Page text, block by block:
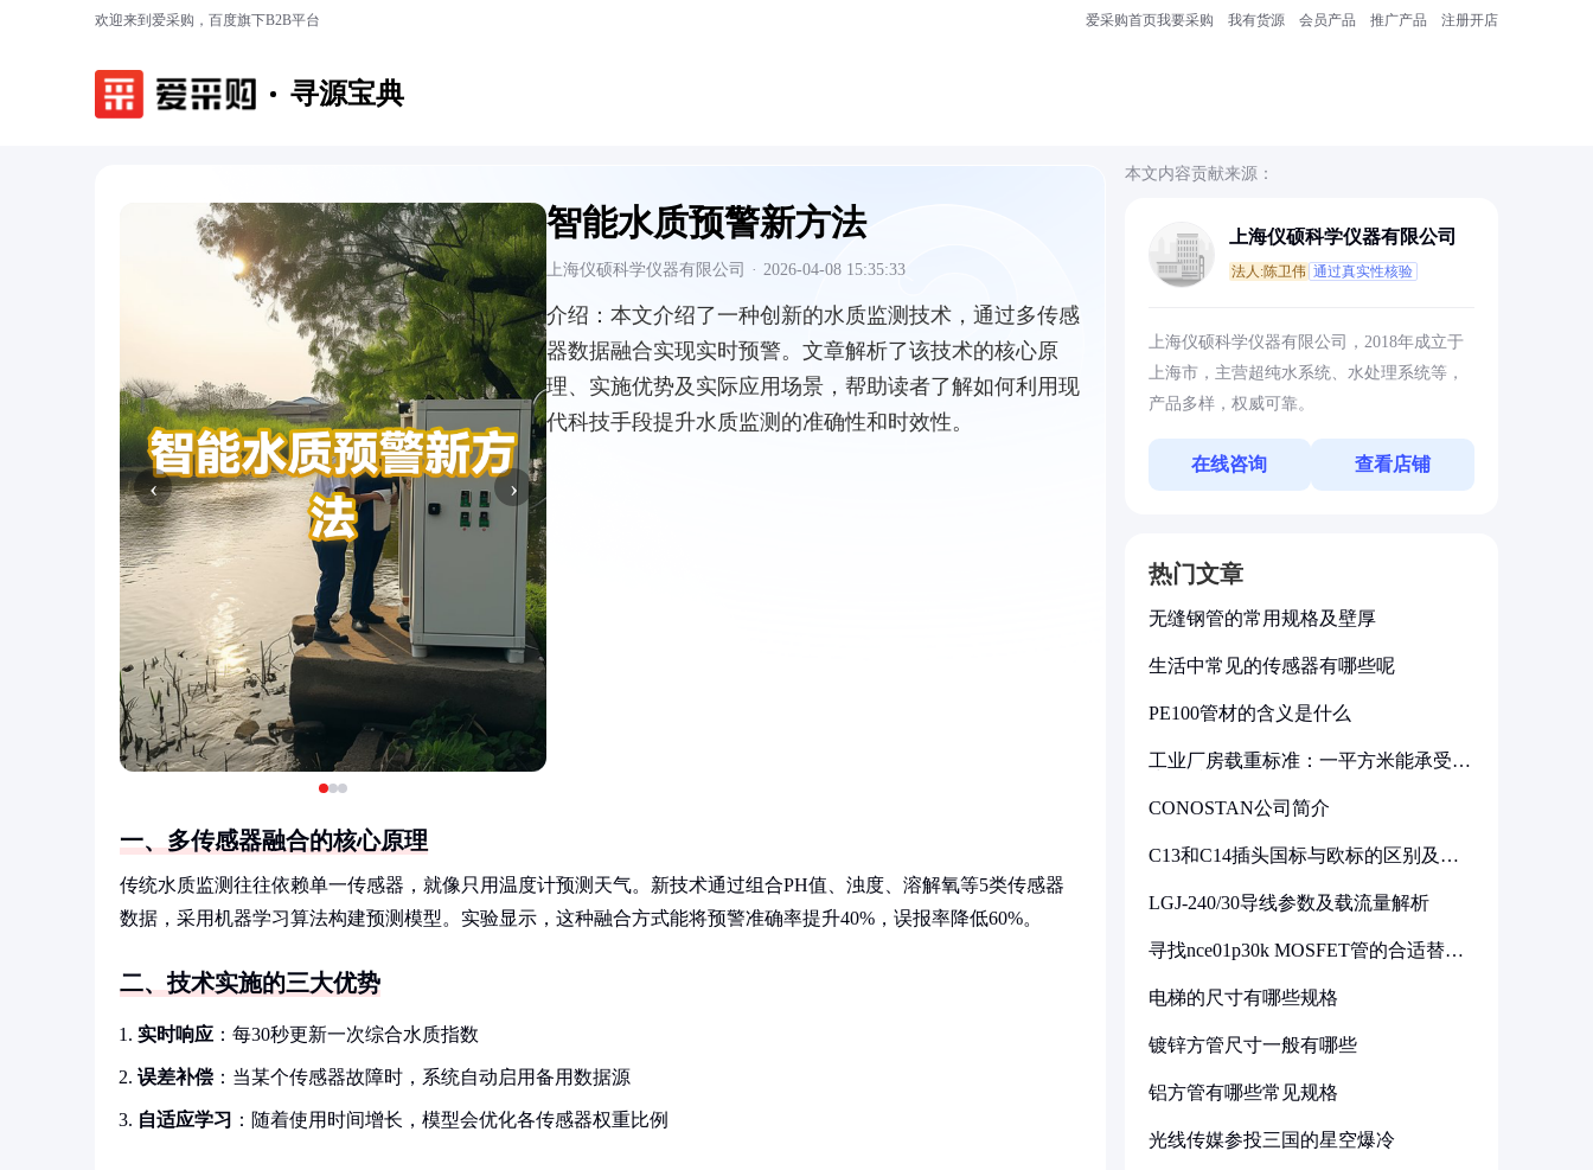
欢迎来到爱采购，百度旗下B2B平台 爱采购首页我要采购 我有货源 会员产品 推广产品 注册开店
寻源宝典
‹ ›
智能水质预警新方法
上海仪硕科学仪器有限公司 · 2026-04-08 15:35:33
介绍： 本文介绍了一种创新的水质监测技术，通过多传感
器数据融合实现实时预警。文章解析了该技术的核心原
理、实施优势及实际应用场景，帮助读者了解如何利用现
代科技手段提升水质监测的准确性和时效性。
一、多传感器融合的核心原理
传统水质监测往往依赖单一传感器，就像只用温度计预测天气。新技术通过组合PH值、浊度、溶解氧等5类传感器
数据，采用机器学习算法构建预测模型。实验显示，这种融合方式能将预警准确率提升40%，误报率降低60%。
二、技术实施的三大优势
实时响应 ：每30秒更新一次综合水质指数
误差补偿 ：当某个传感器故障时，系统自动启用备用数据源
自适应学习 ：随着使用时间增长，模型会优化各传感器权重比例
本文内容贡献来源：
上海仪硕科学仪器有限公司
法人:陈卫伟 通过真实性核验
上海仪硕科学仪器有限公司，2018年成立于
上海市，主营超纯水系统、水处理系统等，
产品多样，权威可靠。
在线咨询 查看店铺
热门文章
无缝钢管的常用规格及壁厚
生活中常见的传感器有哪些呢
PE100管材的含义是什么
工业厂房载重标准：一平方米能承受多
CONOSTAN公司简介
C13和C14插头国标与欧标的区别及其
LGJ-240/30导线参数及载流量解析
寻找nce01p30k MOSFET管的合适替代
电梯的尺寸有哪些规格
镀锌方管尺寸一般有哪些
铝方管有哪些常见规格
光线传媒参投三国的星空爆冷